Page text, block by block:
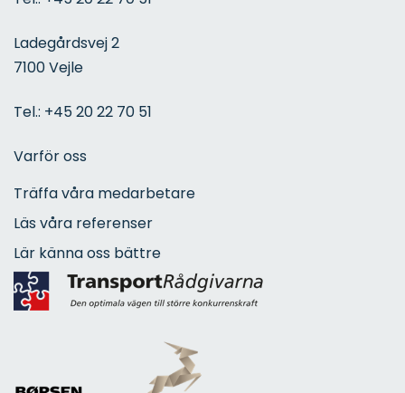
Ladegårdsvej 2
7100 Vejle
Tel.: +45 20 22 70 51
Varför oss
Träffa våra medarbetare
Läs våra referenser
Lär känna oss bättre